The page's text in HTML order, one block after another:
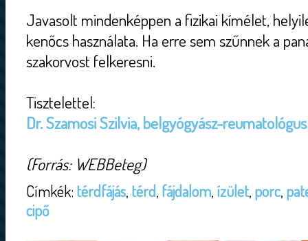
Javasolt mindenképpen a fizikai kímélet,
kenőcs használata. Ha erre sem szűnnek a
szakorvost felkeresni.
Tisztelettel:
Dr. Szamosi Szilvia, belgyógyász-reumatológus
(Forrás: WEBBeteg)
Címkék: térdfájás, térd, fájdalom, ízület, porc,
cipő